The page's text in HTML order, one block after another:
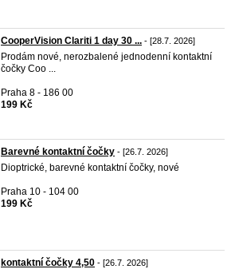
CooperVision Clariti 1 day 30 ... - [28.7. 2026]
Prodám nové, nerozbalené jednodenní kontaktní
čočky Coo ...
Praha 8 - 186 00
199 Kč
Barevné kontaktní čočky - [26.7. 2026]
Dioptrické, barevné kontaktní čočky, nové
Praha 10 - 104 00
199 Kč
kontaktní čočky 4,50 - [26.7. 2026]